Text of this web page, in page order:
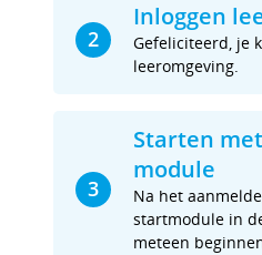
2
Inloggen
Gefeliciteerd, je
leeromgeving.
3
Starten
module
Na het
startmodule in
meteen